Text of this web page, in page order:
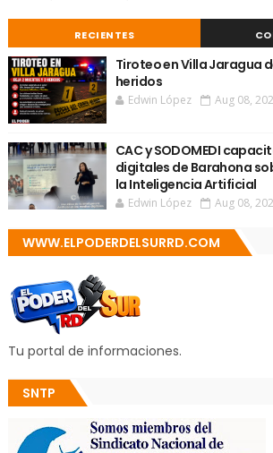
RECIENTES
Tiroteo en Villa Jaragua
heridos
Edwin López Aug 08,
CAC y SODOMEDI
digitales de Barahona
la Inteligencia Artificial
Edwin López Aug 08,
WWW.ELPODERDELSURRD.COM
Tu portal de informaciones.
SNTP